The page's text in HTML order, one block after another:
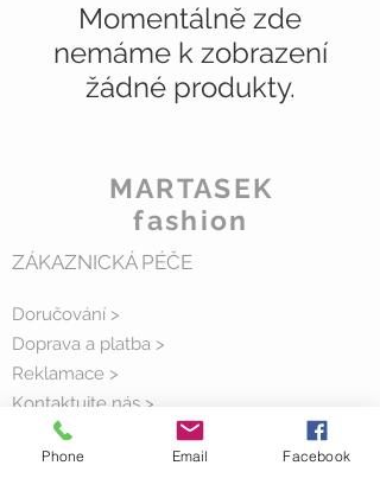
Momentálně zde
nemáme k zobrazení
žádné produkty.
MARTASEK
fashion
ZÁKAZNICKÁ PÉČE
Doručování >
Doprava a platba >
Reklamace >
Kontaktujte nás >
O nás >
Phone Email Facebook